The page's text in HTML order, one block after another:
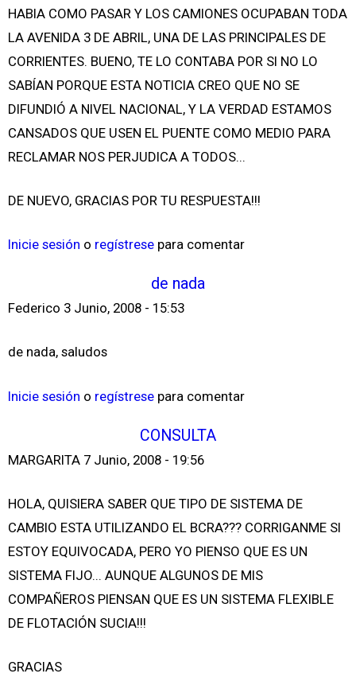
HABIA COMO PASAR Y LOS CAMIONES OCUPABAN TODA
LA AVENIDA 3 DE ABRIL, UNA DE LAS PRINCIPALES DE
CORRIENTES. BUENO, TE LO CONTABA POR SI NO LO
SABÍAN PORQUE ESTA NOTICIA CREO QUE NO SE
DIFUNDIÓ A NIVEL NACIONAL, Y LA VERDAD ESTAMOS
CANSADOS QUE USEN EL PUENTE COMO MEDIO PARA
RECLAMAR NOS PERJUDICA A TODOS...
DE NUEVO, GRACIAS POR TU RESPUESTA!!!
Inicie sesión o regístrese para comentar
de nada
Federico 3 Junio, 2008 - 15:53
de nada, saludos
Inicie sesión o regístrese para comentar
CONSULTA
MARGARITA 7 Junio, 2008 - 19:56
HOLA, QUISIERA SABER QUE TIPO DE SISTEMA DE
CAMBIO ESTA UTILIZANDO EL BCRA??? CORRIGANME SI
ESTOY EQUIVOCADA, PERO YO PIENSO QUE ES UN
SISTEMA FIJO... AUNQUE ALGUNOS DE MIS
COMPAÑEROS PIENSAN QUE ES UN SISTEMA FLEXIBLE
DE FLOTACIÓN SUCIA!!!
GRACIAS